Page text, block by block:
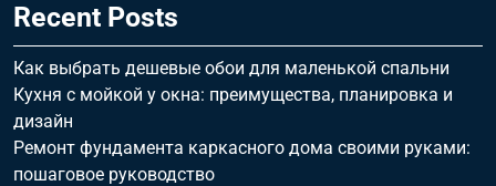
Recent Posts
Как выбрать дешевые обои для маленькой спальни
Кухня с мойкой у окна: преимущества, планировка и
дизайн
Ремонт фундамента каркасного дома своими руками:
пошаговое руководство